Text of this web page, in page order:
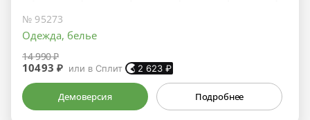
№ 95273
Одежда, белье
14 990 ₽
10493 ₽ или в Сплит 2 623 ₽
Демоверсия Подробнее